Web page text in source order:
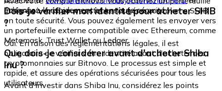
échangez-le rapidement et en toute sécurité.
intégré où vous pouvez stocker et gérer vos tokens SHIB
en toute sécurité. Vous pouvez également les envoyer vers
un portefeuille externe compatible avec Ethereum, comme
Metamask, Trust Wallet ou Ledger.
Dois-je vérifier mon identité pour acheter SHIB
?
Oui. En raison des réglementations légales, il est
obligatoire de vérifier votre identité avant d'acheter des
cryptomonnaies sur Bitnovo. Le processus est simple et
rapide, et assure des opérations sécurisées pour tous les
utilisateurs.
Que dois-je considérer avant d'acheter Shiba
Inu ?
Avant d'investir dans Shiba Inu, considérez les points